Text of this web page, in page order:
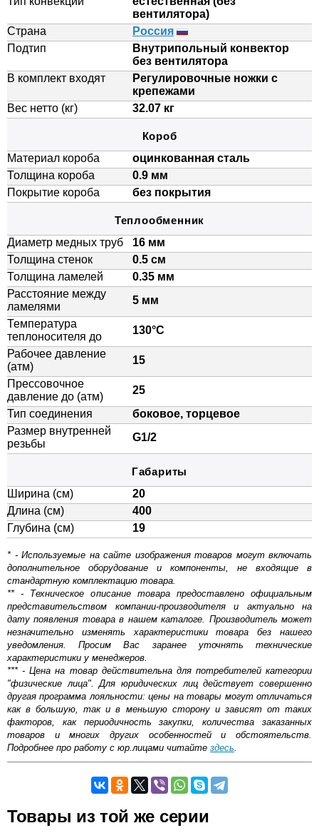
вентилятора)
Страна
Россия
Подтип
Внутрипольный конвектор
без вентилятора
В комплект входят
Регулировочные ножки с
крепежами
Вес нетто (кг)
32.07 кг
Короб
Материал короба
оцинкованная сталь
Толщина короба
0.9 мм
Покрытие короба
без покрытия
Теплообменник
Диаметр медных труб
16 мм
Толщина стенок
0.5 см
Толщина ламелей
0.35 мм
Расстояние между
ламелями
5 мм
Температура
теплоносителя до
130°C
Рабочее давление
(атм)
15
Прессовочное
давление до (атм)
25
Тип соединения
боковое, торцевое
Размер внутренней
резьбы
G1/2
Габариты
Ширина (см)
20
Длина (см)
400
Глубина (см)
19
* - Используемые на сайте изображения товаров могут включать
дополнительное оборудование и компоненты, не входящие в
стандартную комплектацию товара.
** - Техническое описание товара предоставлено официальным
представительством компании-производителя и актуально на
дату появления товара в нашем каталоге. Производитель может
незначительно изменять характеристики товара без нашего
уведомления. Просим Вас заранее уточнять технические
характеристики у менеджеров.
*** - Цена на товар действительна для потребителей категории
"физические лица". Для юридических лиц действует совершенно
другая программа лояльности: цены на товары могут отличаться
как в большую, так и в меньшую сторону и зависят от таких
факторов, как периодичность закупки, количества заказанных
товаров и многих других особенностей и обстоятельств.
Подробнее про работу с юр.лицами читайте здесь.
Оставьте отзыв
Товары из той же серии